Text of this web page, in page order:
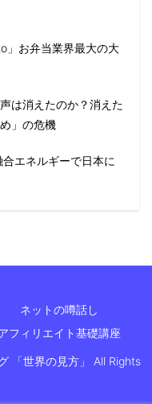
」お弁当業界最大の大
は消えたのか？消えた
」の危機
エネルギーで日本に
ネットの噂話し
フィリエイト基礎講座
「世界の見方」 All Rights